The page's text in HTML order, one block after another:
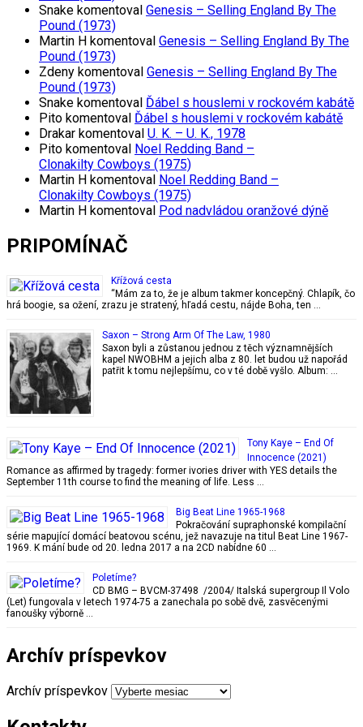
Snake komentoval Genesis – Selling England By The
Pound (1973)
Martin H komentoval Genesis – Selling England By The
Pound (1973)
Zdeny komentoval Genesis – Selling England By The
Pound (1973)
Snake komentoval Ďábel s houslemi v rockovém kabátě
Pito komentoval Ďábel s houslemi v rockovém kabátě
Drakar komentoval U. K. – U. K., 1978
Pito komentoval Noel Redding Band –
Clonakilty Cowboys (1975)
Martin H komentoval Noel Redding Band –
Clonakilty Cowboys (1975)
Martin H komentoval Pod nadvládou oranžové dýně
PRIPOMÍNAČ
Křížová cesta
“Mám za to, že je album takmer koncepčný. Chlapík, čo
hrá boogie, sa ožení, zrazu je stratený, hľadá cestu, nájde Boha, ten …
Saxon – Strong Arm Of The Law, 1980
Saxon byli a zůstanou jednou z těch významnějších
kapel NWOBHM a jejich alba z 80. let budou už napořád
patřit k tomu nejlepšímu, co v té době vyšlo. Album: …
Tony Kaye – End Of
Innocence (2021)
Romance as affirmed by tragedy: former ivories driver with YES details the
September 11th course to find the meaning of life. Less …
Big Beat Line 1965-1968
Pokračování supraphonské kompilační
série mapující domácí beatovou scénu, jež navazuje na titul Beat Line 1967-
1969. K mání bude od 20. ledna 2017 a na 2CD nabídne 60 …
Poletíme?
CD BMG – BVCM-37498 /2004/ Italská supergroup Il Volo
(Let) fungovala v letech 1974-75 a zanechala po sobě dvě, zasvěcenými
fanoušky výborně …
Archív príspevkov
Archív príspevkov